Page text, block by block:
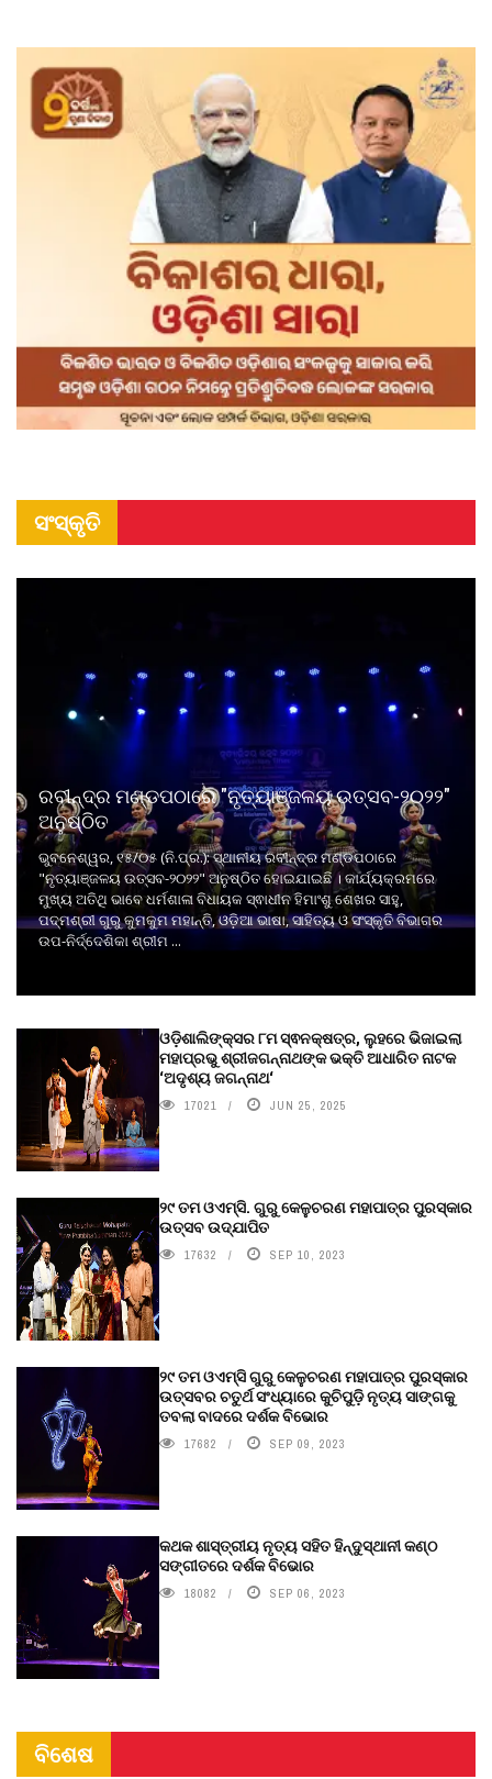
ସଂସ୍କୃତି
ରବୀନ୍ଦ୍ର ମଣ୍ଡପଠାରେ "ନୃତ୍ୟାଞ୍ଜଳୟ ଉତ୍ସବ-୨୦୨୨"
ଅନୁଷ୍ଠିତ
ଭୁବନେଶ୍ୱର, ୧୫/୦୫ (ନି.ପ୍ର.): ସ୍ଥାନୀୟ ରବୀନ୍ଦ୍ର ମଣ୍ଡପଠାରେ
"ନୃତ୍ୟାଞ୍ଜଳୟ ଉତ୍ସବ-୨୦୨୨" ଅନୁଷ୍ଠିତ ହୋଇଯାଇଛି । କାର୍ଯ୍ୟକ୍ରମରେ
ମୁଖ୍ୟ ଅତିଥି ଭାବେ ଧର୍ମଶାଳା ବିଧାୟକ ସ୍ଵାଧୀନ ହିମାଂଶୁ ଶେଖର ସାହୁ,
ପଦ୍ମଶ୍ରୀ ଗୁରୁ କୁମକୁମ ମହାନ୍ତି, ଓଡ଼ିଆ ଭାଷା, ସାହିତ୍ୟ ଓ ସଂସ୍କୃତି ବିଭାଗର
ଉପ-ନିର୍ଦ୍ଦେଶିକା ଶ୍ରୀମ ...
ଓଡ଼ିଶାଲିଙ୍କ୍ସର ୮ମ ସ୍ଵନକ୍ଷତ୍ର, ଲୁହରେ ଭିଜାଇଲା
ମହାପ୍ରଭୁ ଶ୍ରୀଜଗନ୍ନାଥଙ୍କ ଭକ୍ତି ଆଧାରିତ ନାଟକ
‘ଅଦୃଶ୍ୟ ଜଗନ୍ନାଥ‘
17021 JUN 25, 2025
୨୯ ତମ ଓଏମ୍‌ସି. ଗୁରୁ କେଳୁଚରଣ ମହାପାତ୍ର ପୁରସ୍କାର
ଉତ୍ସବ ଉଦ୍‍ଯାପିତ
17632 SEP 10, 2023
୨୯ ତମ ଓଏମ୍‌ସି ଗୁରୁ କେଳୁଚରଣ ମହାପାତ୍ର ପୁରସ୍କାର
ଉତ୍ସବର ଚତୁର୍ଥ ସଂଧ୍ୟାରେ କୁଚିପୁଡ଼ି ନୃତ୍ୟ ସାଙ୍ଗକୁ
ତବଲା ବାଦରେ ଦର୍ଶକ ବିଭୋର
17682 SEP 09, 2023
କଥକ ଶାସ୍ତ୍ରୀୟ ନୃତ୍ୟ ସହିତ ହିନ୍ଦୁସ୍ଥାନୀ କଣ୍ଠ
ସଙ୍ଗୀତରେ ଦର୍ଶକ ବିଭୋର
18082 SEP 06, 2023
ବିଶେଷ